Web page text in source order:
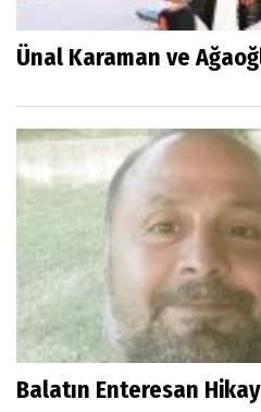
Ünal Karaman ve
Balatın Enteresan